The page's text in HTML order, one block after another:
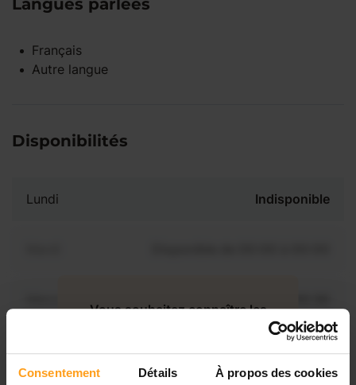
Consentement Détails À propos des cookies
Langues parlées
Français
Autre langue
Disponibilités
Lundi Indisponible
Jeudi Disponible de 00:00 à 00:00
Vous souhaitez connaître les
Contactez-nous